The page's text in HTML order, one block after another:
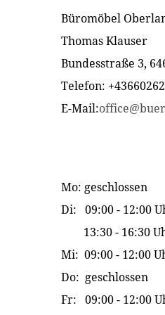
Büromöbel
Thomas Klauser
Bundesstraße 3,
Telefon:
E-Mail:
Mo: geschlossen
Di: 09:00 - 12:00
13:30 - 16:30
Mi: 09:00 - 12:00
Do: geschlossen
Fr: 09:00 - 12:00